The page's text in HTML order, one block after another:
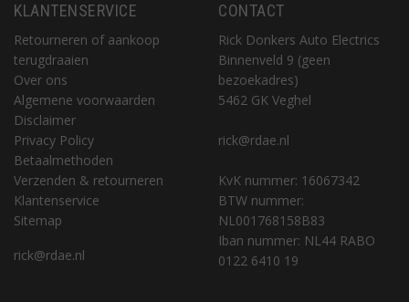
KLANTENSERVICE
Retourneren of aankoop
terugdraaien
Over ons
Algemene voorwaarden
Disclaimer
Privacy Policy
Betaalmethoden
Verzenden & retourneren
Klantenservice
Sitemap
rick@rdae.nl
CONTACT
Rick Donkers Auto Electrics
Binnenveld 9 (geen
bezoekadres)
5462 GK Veghel
rick@rdae.nl
KvK nummer: 16067342
BTW nummer:
NL001768158B83
Iban nummer: NL44 RABO
0122 6410 19